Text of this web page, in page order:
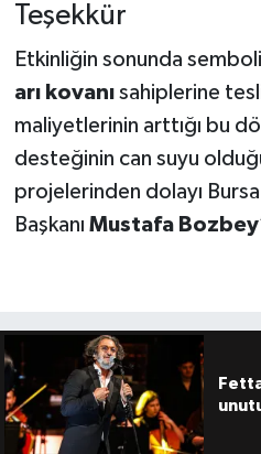
Teşekkür
Etkinliğin sonunda
arı kovanısahiplerine
maliyetlerinin arttığı bu
desteğinin can suyu
projelerinden dolayı
Başkanı Mustafa Bozbey